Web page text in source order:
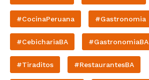
#CocinaPeruana #Gastronomia
#CebichariaBA #GastronomiaBA
#Tiraditos #RestaurantesBA